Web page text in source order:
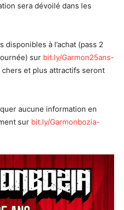
sera dévoilé dans les
à l’achat (pass 2
sur bit.ly/Garmon25ans-
et plus attractifs seront
aucune information en
sur bit.ly/Garmonbozia-